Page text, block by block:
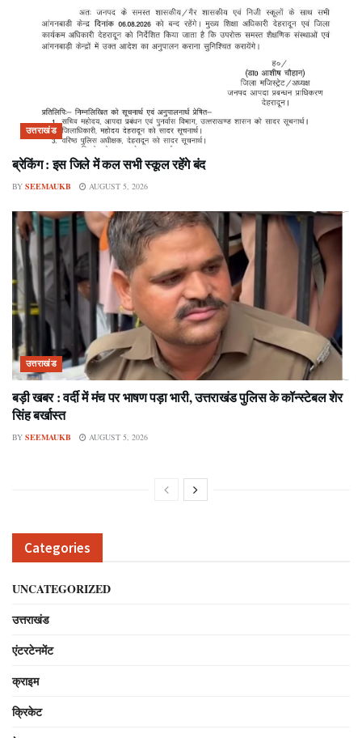
उत्तराखंड
ब्रेकिंग : इस जिले में कल सभी स्कूल रहेंगे बंद
BY SEEMAUKB AUGUST 5, 2026
उत्तराखंड
बड़ी खबर : वर्दी में मंच पर भाषण पड़ा भारी, उत्तराखंड पुलिस के कॉन्स्टेबल शेर
सिंह बर्खास्त
BY SEEMAUKB AUGUST 5, 2026
Categories
UNCATEGORIZED
उत्तराखंड
एंटरटेनमेंट
क्राइम
क्रिकेट